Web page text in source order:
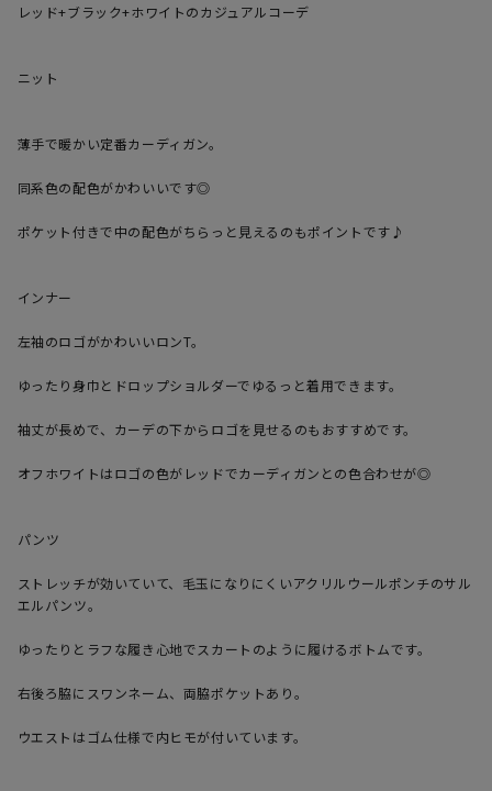
レッド+ブラック+ホワイトのカジュアルコーデ
ニット
薄手で暖かい定番カーディガン。
同系色の配色がかわいいです◎
ポケット付きで中の配色がちらっと見えるのもポイントです♪
インナー
左袖のロゴがかわいいロンT。
ゆったり身巾とドロップショルダーでゆるっと着用できます。
袖丈が長めで、カーデの下からロゴを見せるのもおすすめです。
オフホワイトはロゴの色がレッドでカーディガンとの色合わせが◎
パンツ
ストレッチが効いていて、毛玉になりにくいアクリルウールポンチのサル
エルパンツ。
ゆったりとラフな履き心地でスカートのように履けるボトムです。
右後ろ脇にスワンネーム、両脇ポケットあり。
ウエストはゴム仕様で内ヒモが付いています。